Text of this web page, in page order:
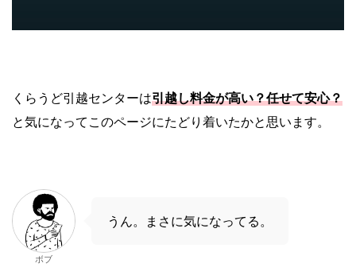
くらうど引越センターは引越し料金が高い？任せて安心？
と気になってこのページにたどり着いたかと思います。
ボブ
うん。まさに気になってる。